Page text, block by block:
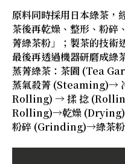
原料同時採用日本綠茶，
茶後再乾燥、整形、粉碎
菁綠茶粉」；製茶的技術
最後再透過機器研磨成綠
蒸菁綠茶：茶園 (Tea
蒸氣殺菁 (Steaming)→
Rolling) → 揉 捻
Rolling)→乾燥
粉碎 (Grinding)→綠茶